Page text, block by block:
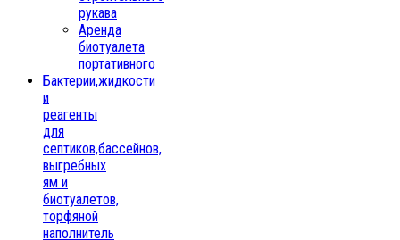
рукава
Аренда
биотуалета
портативного
Бактерии,жидкости
и
реагенты
для
септиков,бассейнов,
выгребных
ям и
биотуалетов,
торфяной
наполнитель